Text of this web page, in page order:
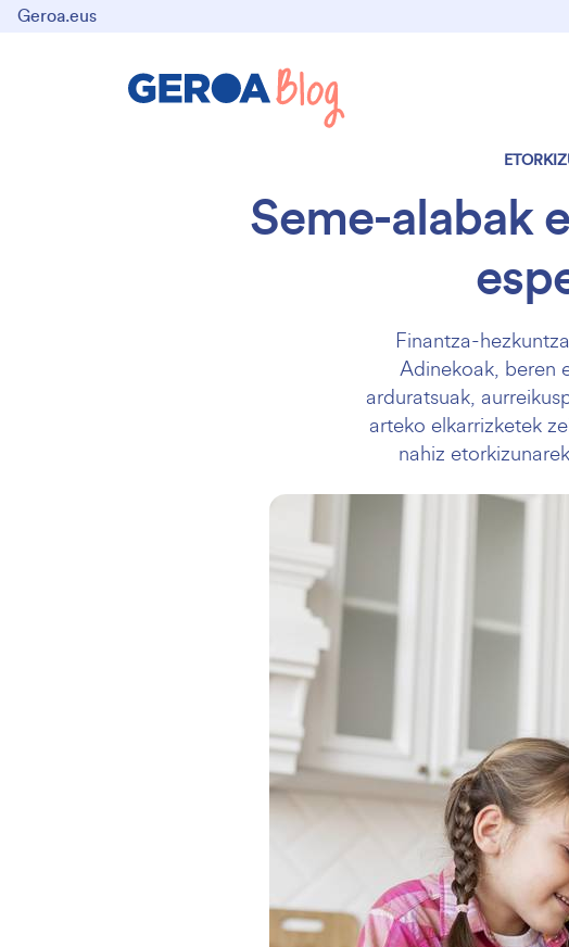
Geroa.eus
Seme-alabak
Finantza-
Adinekoak, beren
arduratsuak,
arteko elkarrizketek
nahiz